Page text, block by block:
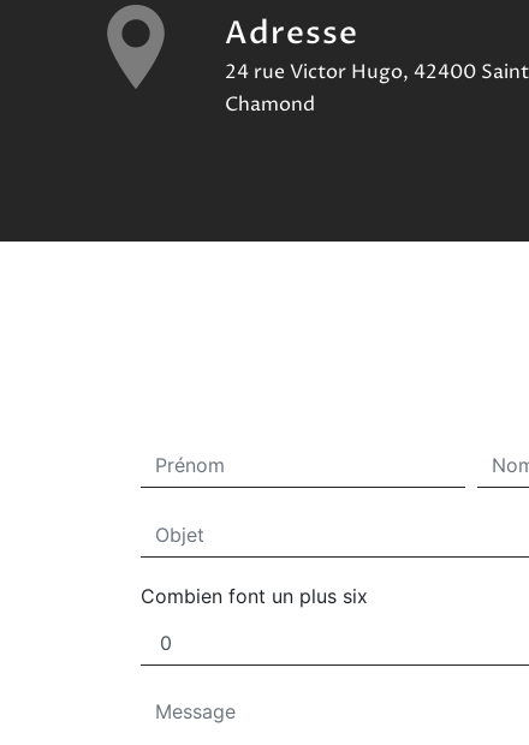
Adresse
24 rue Victor Hugo, 42400 Saint-
Chamond
Combien font un plus six